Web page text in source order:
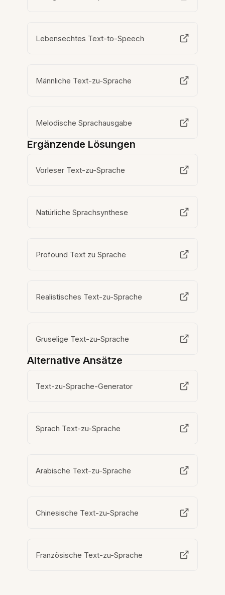
Lebensechtes Text-to-Speech
Männliche Text-zu-Sprache
Melodische Sprachausgabe
Ergänzende Lösungen
Vorleser Text-zu-Sprache
Natürliche Sprachsynthese
Profound Text zu Sprache
Realistisches Text-zu-Sprache
Gruselige Text-zu-Sprache
Alternative Ansätze
Text-zu-Sprache-Generator
Sprach Text-zu-Sprache
Arabische Text-zu-Sprache
Chinesische Text-zu-Sprache
Französische Text-zu-Sprache